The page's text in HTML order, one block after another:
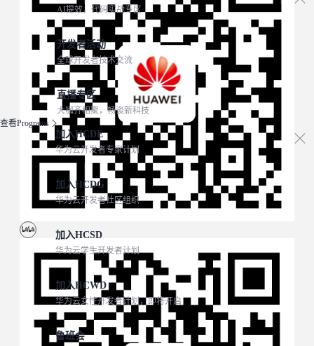
AI提效，代码实战专区
开发者活动
全球开发者技术交流
直播专区
大咖齐相聚，畅谈新科技
查看Programs
加入HCDE
华为云开发者专家计划
加入HCDG
华为云开发者社区组织
加入HCSD
华为云学生开发者计划
加入HCWD
华为云女性开发者计划，即将开启
鲁班会